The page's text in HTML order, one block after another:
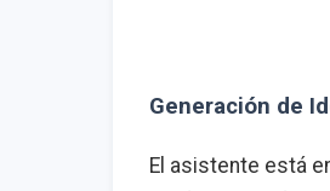
Generación de
El asistente está